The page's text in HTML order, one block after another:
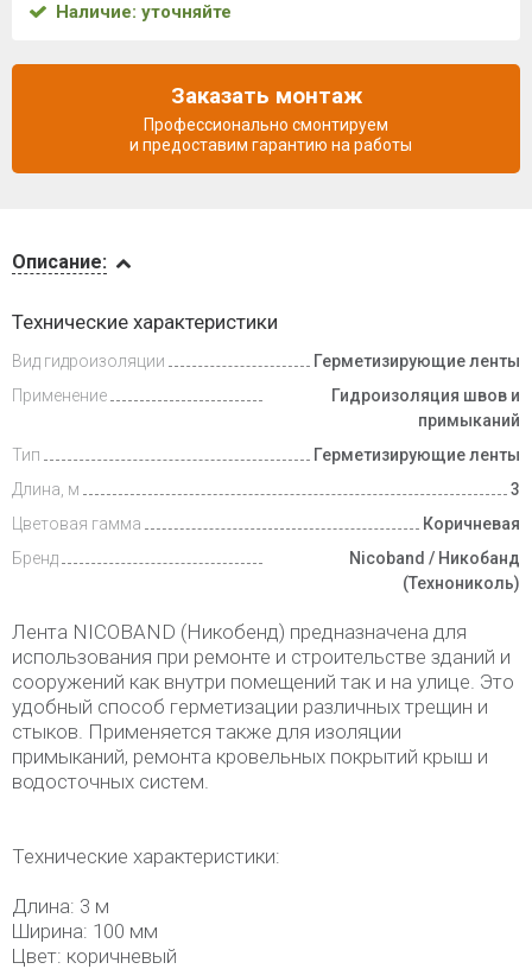
Доставка
и оплата
Описание:
Технические характеристики
Вид гидроизоляции
Герметизирующие ленты
Применение
Гидроизоляция швов и
примыканий
Тип
Герметизирующие ленты
Длина, м
3
Цветовая гамма
Коричневая
Бренд
Nicoband / Никобанд
(Технониколь)
Лента NICOBAND (Никобенд) предназначена для
использования при ремонте и строительстве зданий и
сооружений как внутри помещений так и на улице. Это
удобный способ герметизации различных трещин и
стыков. Применяется также для изоляции
примыканий, ремонта кровельных покрытий крыш и
водосточных систем.
Технические характеристики:
Длина: 3 м
Ширина: 100 мм
Цвет: коричневый
Наличие: уточняйте
Заказать монтаж
Профессионально смонтируем
и предоставим гарантию на работы